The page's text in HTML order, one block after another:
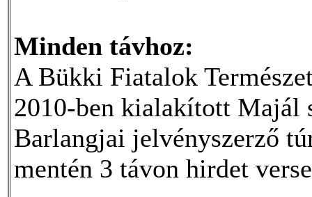
Minden távhoz:
A Bükki Fiatalok
2010-ben kialakított Majál
Barlangjai jelvényszerző
mentén 3 távon hirdet